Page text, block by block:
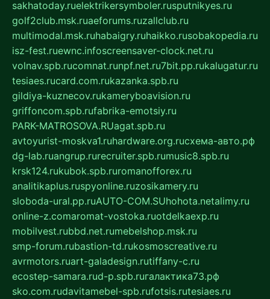
sakhatoday.ruelektrikersymboler.rusputnikyes.ru
golf2club.msk.ruaeforums.ruzallclub.ru
multimodal.msk.ruhabaigry.ruhaikko.rusobakopedia.ru
isz-fest.ruewnc.infoscreensaver-clock.net.ru
volnav.spb.rucomnat.runpf.net.ru7bit.pp.rukalugatur.ru
tesiaes.rucard.com.rukazanka.spb.ru
gildiya-kuznecov.rukameryboavision.ru
griffoncom.spb.rufabrika-emotsiy.ru
PARK-MATROSOVA.RUagat.spb.ru
avtoyurist-moskva1.ruhardware.org.ruсхема-авто.рф
dg-lab.ruangrup.rurecruiter.spb.rumusic8.spb.ru
krsk124.rukubok.spb.ruromanofforex.ru
analitikaplus.ruspyonline.ruzosikamery.ru
sloboda-ural.pp.ruAUTO-COM.SUhohota.netalimy.ru
online-z.comaromat-vostoka.ruotdelkaexp.ru
mobilvest.rubbd.net.rumebelshop.msk.ru
smp-forum.rubastion-td.rukosmoscreative.ru
avrmotors.ruart-galadesign.rutiffany-c.ru
ecostep-samara.rud-p.spb.ruгалактика73.рф
sko.com.rudavitamebel-spb.rufotsis.rutesiaes.ru